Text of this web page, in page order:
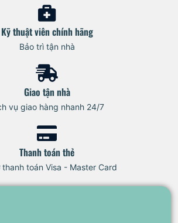
Kỹ thuật viên chính hãng
Bảo trì tận nhà
Giao tận nhà
vụ giao hàng nhanh 24/7
Thanh toán thẻ
thanh toán Visa - Master Card